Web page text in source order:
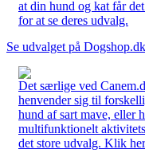
at din hund og kat får
for at se deres udvalg.
Se udvalget på Dogshop.dk
Det særlige ved
henvender sig til
hund af sart mave, eller
multifunktionelt
det store udvalg. Klik